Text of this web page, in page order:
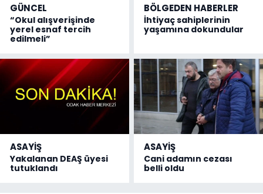
GÜNCEL
“Okul alışverişinde
yerel esnaf tercih
edilmeli”
BÖLGEDEN HABERLER
İhtiyaç sahiplerinin
yaşamına dokundular
ASAYİŞ
Yakalanan DEAŞ üyesi
tutuklandı
ASAYİŞ
Cani adamın cezası
belli oldu